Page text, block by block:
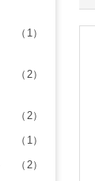
（1）
（2）
（2）
（1）
（2）